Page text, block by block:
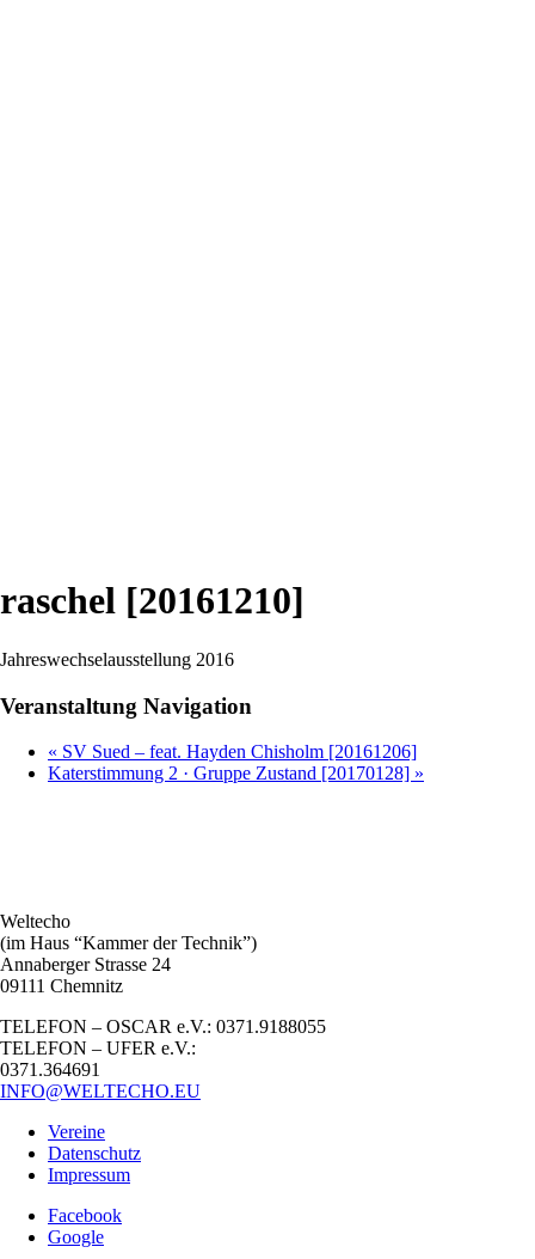
raschel [20161210]
Jahreswechselausstellung 2016
Veranstaltung Navigation
« SV Sued – feat. Hayden Chisholm [20161206]
Katerstimmung 2 · Gruppe Zustand [20170128] »
Weltecho
(im Haus “Kammer der Technik”)
Annaberger Strasse 24
09111 Chemnitz
TELEFON – OSCAR e.V.: 0371.9188055
TELEFON – UFER e.V.:
0371.364691
INFO@WELTECHO.EU
Vereine
Datenschutz
Impressum
Facebook
Google